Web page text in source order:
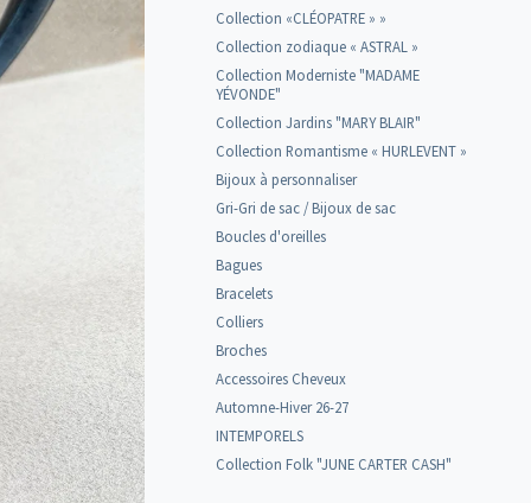
Collection «CLÉOPATRE » »
Collection zodiaque « ASTRAL »
Collection Moderniste "MADAME
YÉVONDE"
Collection Jardins "MARY BLAIR"
Collection Romantisme « HURLEVENT »
Bijoux à personnaliser
Gri-Gri de sac / Bijoux de sac
Boucles d'oreilles
Bagues
Bracelets
Colliers
Broches
Accessoires Cheveux
Automne-Hiver 26-27
INTEMPORELS
Collection Folk "JUNE CARTER CASH"